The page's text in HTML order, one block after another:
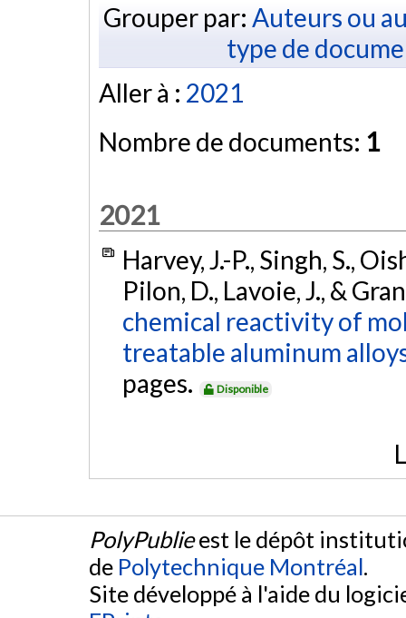
Grouper par: Auteurs ou
type de
Aller à : 2021
Nombre de documents: 1
2021
Harvey, J.-P., Singh, S.,
Pilon, D., Lavoie, J., &
chemical reactivity of
treatable aluminum
pages.
Disponible
PolyPublieest le dépôt
de Polytechnique Montréal.
Site développé à l'aide du